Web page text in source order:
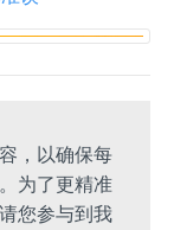
，以确保每
为了更精准
您参与到我